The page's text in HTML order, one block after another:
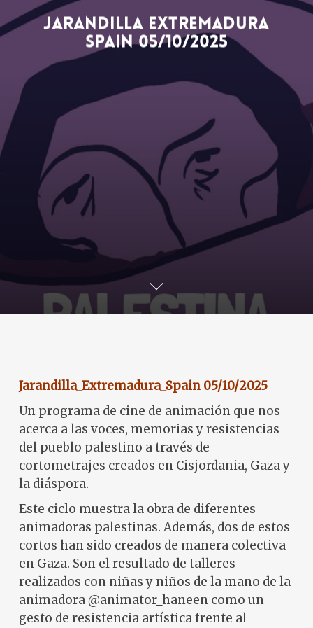
Jarandilla Extremadura
Spain 05/10/2025
Jarandilla_Extremadura_Spain 05/10/2025
Un programa de cine de animación que nos
acerca a las voces, memorias y resistencias
del pueblo palestino a través de
cortometrajes creados en Cisjordania, Gaza y
la diáspora.
Este ciclo muestra la obra de diferentes
animadoras palestinas. Además, dos de estos
cortos han sido creados de manera colectiva
en Gaza. Son el resultado de talleres
realizados con niñas y niños de la mano de la
animadora @animator_haneen como un
gesto de resistencia artística frente al